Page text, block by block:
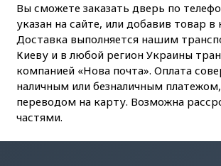
Вы сможете заказать дверь по
указан на сайте, или добавив товар в
Доставка выполняется нашим
Киеву и в любой регион Украины
компанией «Нова почта». Оплата
наличным или безналичным
переводом на карту. Возможна
частями.